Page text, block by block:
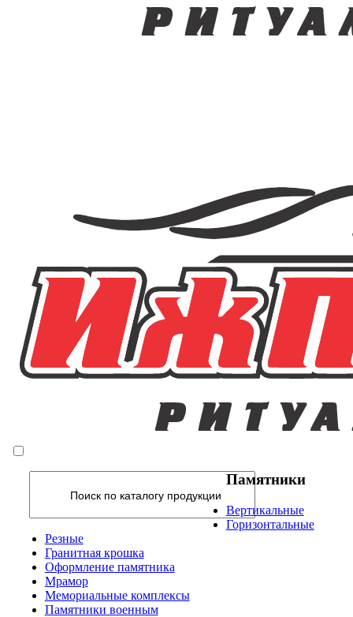
Памятники
Вертикальные
Горизонтальные
Резные
Гранитная крошка
Оформление памятника
Мрамор
Мемориальные комплексы
Памятники военным